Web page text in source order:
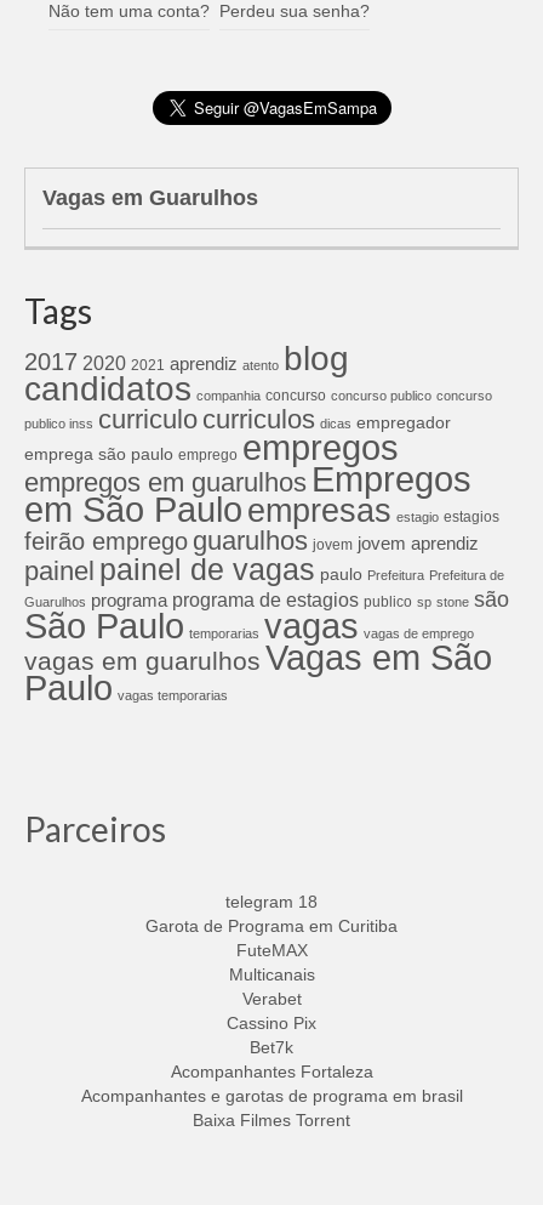
Não tem uma conta? Perdeu sua senha?
Vagas em Guarulhos
Tags
2017 2020 2021 aprendiz atento blog
candidatos companhia concurso concurso publico concurso
publico inss curriculo curriculos dicas empregador
emprega são paulo emprego empregos
empregos em guarulhos Empregos
em São Pauloempresas estagio estagios
feirão emprego guarulhos jovem jovem aprendiz
painel painel de vagas paulo Prefeitura Prefeitura de
Guarulhos programa programa de estagios publico sp stone são
São Paulo temporarias vagas vagas de emprego
vagas em guarulhos Vagas em São
Paulo vagas temporarias
Parceiros
telegram 18
Garota de Programa em Curitiba
FuteMAX
Multicanais
Verabet
Cassino Pix
Bet7k
Acompanhantes Fortaleza
Acompanhantes e garotas de programa em brasil
Baixa Filmes Torrent